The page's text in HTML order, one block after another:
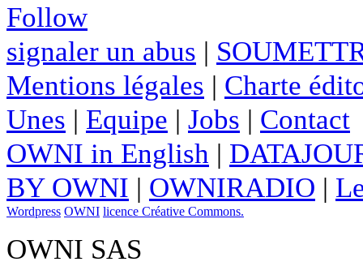
Follow
signaler un abus |
Mentions légales | Charte
Unes | Equipe | Jobs | Contact
OWNI in English |
BY OWNI | OWNIRADIO |
Wordpress OWNI licence Créative Commons.
OWNI SAS